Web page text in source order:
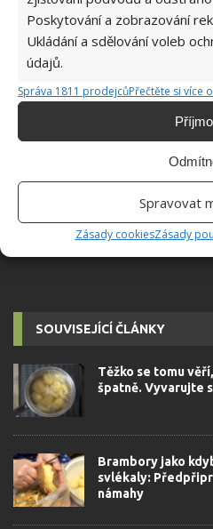
Poskytování a zobrazování
Ukládání a sdělování voleb
údajů.
Správa 1811 prodejcůPřečtěte si více
Spravovat
Zásady cookiesZásady
BRAMBORY
Jiří
velkým
možné
SOUVISEJÍCÍ ČLÁNKY
Těžko se tomu
špatně. Vyvarujte
Brambory jako
svlékaly:
námahy